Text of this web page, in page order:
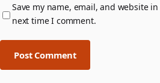
Save my name, email, and website
next time I comment.